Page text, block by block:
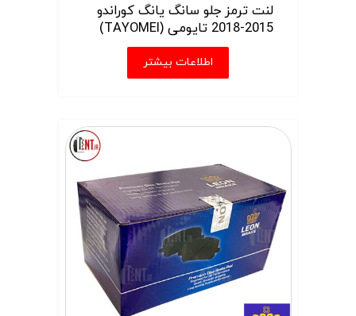
لنت ترمز جلو سانگ یانگ کوراندو
2015-2018 تایومی (TAYOMEI)
اطلاعات بیشتر